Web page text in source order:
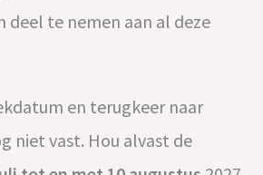
deel te nemen aan al deze
en terugkeer naar
niet vast. Hou alvast de